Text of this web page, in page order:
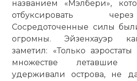
названием «Мэлбери»,
отбуксировать
Сосредоточенные силы
огромны. Эйзенхауэр
заметил: «Только
множестве летавшие
удерживали острова, не